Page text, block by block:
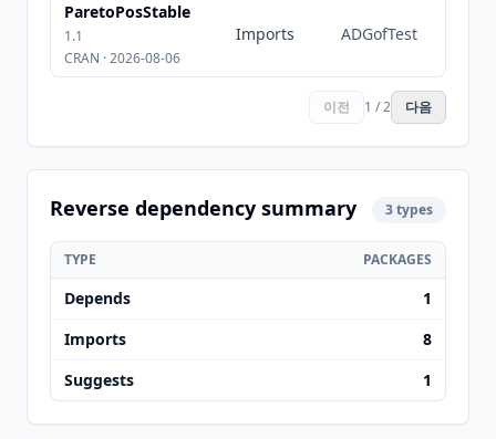
ParetoPosStable
1.1
CRAN · 2026-08-06
Imports ADGofTest
이전 1 / 2 다음
Reverse dependency summary 3 types
TYPE PACKAGES
Depends
1
Imports
8
Suggests
1